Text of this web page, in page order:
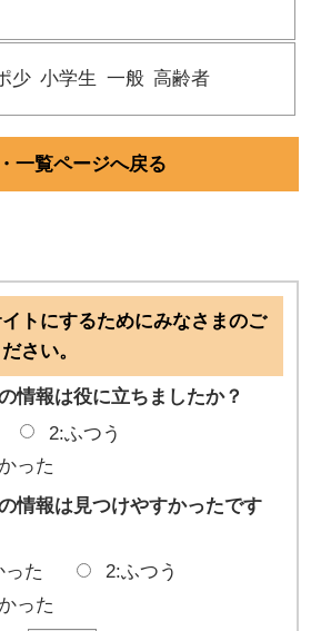
少 小学生 一般 高齢者
一覧ページへ戻る
トにするためにみなさまのご
さい。
情報は役に立ちましたか？
2:ふつう
った
情報は見つけやすかったです
た
2:ふつう
った